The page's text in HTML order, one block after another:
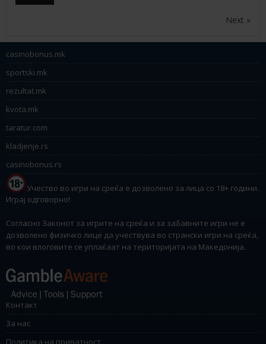
Next »
casinobonus.mk
sportski.mk
rezultat.mk
kvota.mk
taratur.com
kladjenje.rs
casinobonus.rs
Учество во игри на среќа е дозволено за лица со 18+ години.
Играј одговорно!
Согласно Законот за игрите на среќа и за забавните игри не е
дозволено физичко лице да учествува во странски игри на среќа,
во кои влоговите се уплаќаат на територијата на Македонија.
Контакт
За нас
Политика на приватност